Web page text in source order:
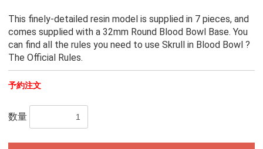
This finely-detailed resin model is supplied in 7 pieces, and
comes supplied with a 32mm Round Blood Bowl Base. You
can find all the rules you need to use Skrull in Blood Bowl ?
The Official Rules.
予約注文
数量